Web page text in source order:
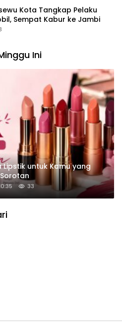
Kota Tangkap Pelaku
Sempat Kabur ke Jambi
Ini
Lipstik untuk Kamu yang
33